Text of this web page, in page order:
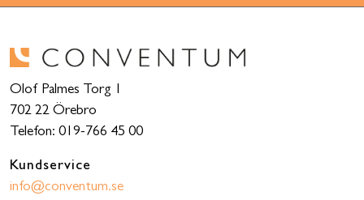
Olof Palmes Torg 1
702 22 Örebro
Telefon: 019-766 45 00
Kundservice
info@conventum.se